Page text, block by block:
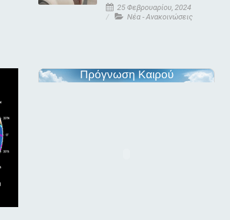
25 Φεβρουαρίου, 2024
Νέα - Ανακοινώσεις